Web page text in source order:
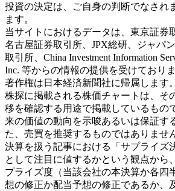
投資の決定は、ご自身の判断でなされ
ます。
当サイトにおけるデータは、東京証券
名古屋証券取引所、JPX総研、ジャパ
取引所、China Investment Information
Inc. 等からの情報の提供を受けており
著作権は日本経済新聞社に帰属します。
株探に掲載される株価チャートは、そ
移を確認する用途で掲載しているもの
来の価値の動向を示唆あるいは保証す
た、売買を推奨するものではありませ
決算を扱う記事における「サプライズ
として注目に値するかという観点から
プライズ度（当該会社の本決算か各四
想の修正か配当予想の修正であるか、